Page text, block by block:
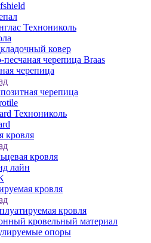
Технониколь
ковер
черепица Braas
черепица
черепица
Технониколь
кровля
кровля
лайн
кровля
кровля
кровельный материал
опоры